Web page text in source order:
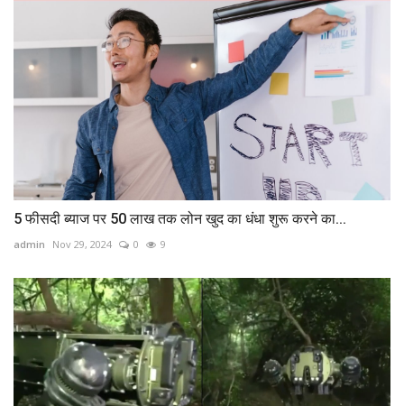
5 फीसदी ब्‍याज पर 50 लाख तक लोन खुद का धंधा शुरू करने का...
admin Nov 29, 2024 0 9